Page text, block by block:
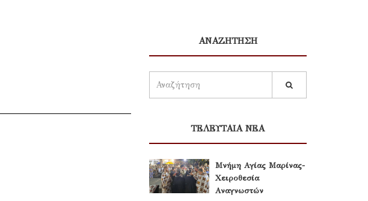
ΑΝΑΖΗΤΗΣΗ
ΤΕΛΕΥΤΑΙΑ ΝΕΑ
Μνήμη Αγίας Μαρίνας-
Χειροθεσία
Αναγνωστών